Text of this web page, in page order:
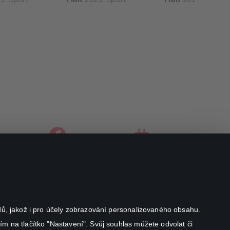
jakož i pro účely zobrazování personalizovaného obsahu.
na tlačítko "Nastavení". Svůj souhlas můžete odvolat či
facebookinstagram